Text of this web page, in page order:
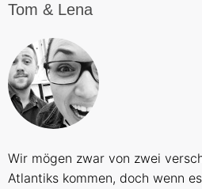
Trouver un bureau
A propos de nous
Qui sommes-nous ?
Rejoignez nos équipes
Tom & Lena
Wir mögen zwar von zwei
Atlantiks kommen, doch wenn